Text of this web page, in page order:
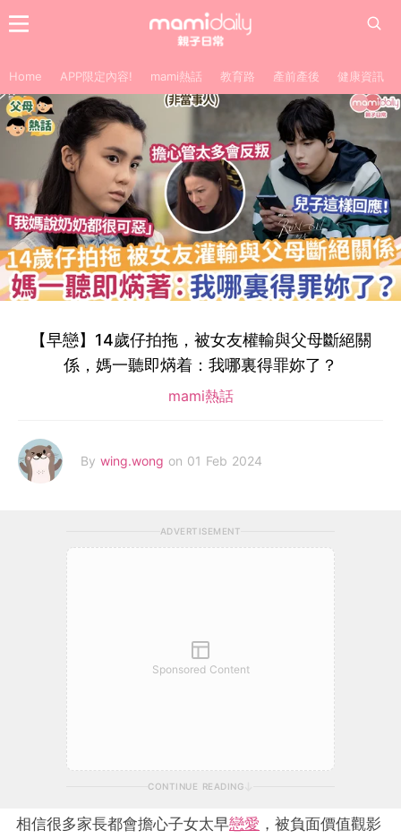
Home APP限定內容! mami熱話 教育路 產前產後 健康資訊
【早戀】14歲仔拍拖，被女友權輸與父母斷絕關
係，媽一聽即焫着：我哪裏得罪妳了？
mami熱話
By wing.wong on 01 Feb 2024
ADVERTISEMENT
Sponsored Content
CONTINUE READING
相信很多家長都會擔心子女太早戀愛 ，被負面價值觀影